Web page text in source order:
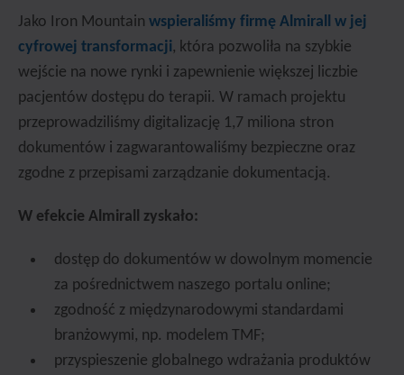
Jako Iron Mountain wspieraliśmy firmę Almirall w jej
cyfrowej transformacji, która pozwoliła na szybkie
wejście na nowe rynki i zapewnienie większej liczbie
pacjentów dostępu do terapii. W ramach projektu
przeprowadziliśmy digitalizację 1,7 miliona stron
dokumentów i zagwarantowaliśmy bezpieczne oraz
zgodne z przepisami zarządzanie dokumentacją.
W efekcie Almirall zyskało:
dostęp do dokumentów w dowolnym momencie
za pośrednictwem naszego portalu online;
zgodność z międzynarodowymi standardami
branżowymi, np. modelem TMF;
przyspieszenie globalnego wdrażania produktów